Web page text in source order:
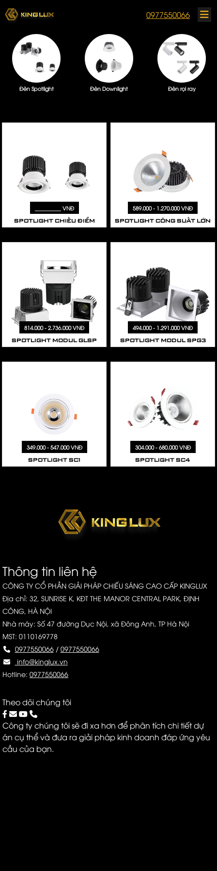
0977550066
Đèn Spotlight Đèn Downlight Đèn rọi ray
_________ VNĐ
SPOTLIGHT CHIẾU ĐIỂM
589.000 - 1.270.000 VNĐ
SPOTLIGHT CÔNG SUẤT LỚN
814.000 - 2.736.000 VNĐ
SPOTLIGHT MODUL GLSP
494.000 - 1.291.000 VNĐ
SPOTLIGHT MODUL SPG3
349.000 - 547.000 VNĐ
SPOTLIGHT SC1
304.000 - 680.000 VNĐ
SPOTLIGHT SC4
Thông tin liên hệ
CÔNG TY CỔ PHẦN GIẢI PHÁP CHIẾU SÁNG CAO CẤP KINGLUX
Địa chỉ: 32, SUNRISE K, KĐT THE MANOR CENTRAL PARK, ĐỊNH
CÔNG, HÀ NỘI
Nhà máy: Số 47 đường Dục Nội, xã Đông Anh, TP Hà Nội
MST: 0110169778
0977550066/ 0977550066
info@kinglux.vn
Hotline: 0977550066
Theo dõi chúng tôi
Công ty chúng tôi sẽ đi xa hơn để phân tích chi tiết dự
án cụ thể và đưa ra giải pháp kinh doanh đáp ứng yêu
cầu của bạn.